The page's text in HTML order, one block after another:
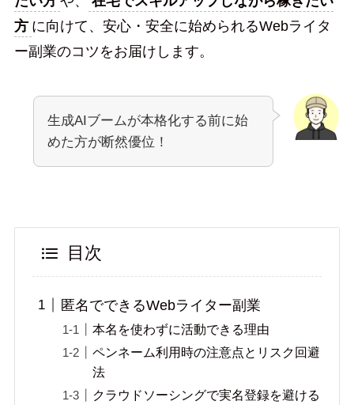
方 に向けて、安心・安全に始められるWebライタ
ー副業のコツをお届けします。
生成AIブームが本格化する前に始
めた方が断然優位！
目次
匿名でできるWebライター副業
本名を使わずに活動できる理由
ペンネーム利用時の注意点とリスク回避
法
クラウドソーシングで実名登録を避ける